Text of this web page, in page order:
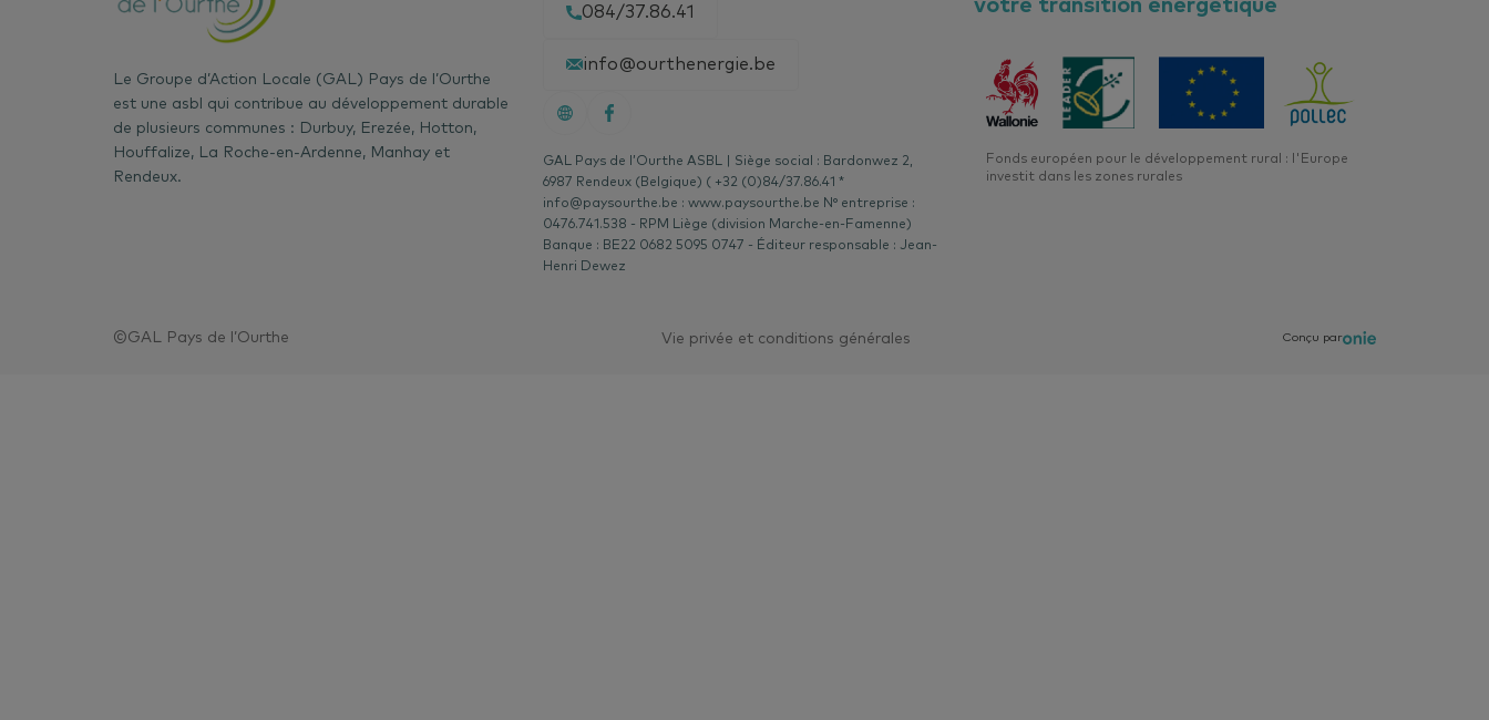
Le Groupe d’Action Locale (GAL) Pays de l’Ourthe
est une asbl qui contribue au développement durable
de plusieurs communes : Durbuy, Erezée, Hotton,
Houffalize, La Roche-en-Ardenne, Manhay et
Rendeux.
084/37.86.41
info@ourthenergie.be
GAL Pays de l’Ourthe ASBL | Siège social : Bardonwez 2,
6987 Rendeux (Belgique) ( +32 (0)84/37.86.41 *
info@paysourthe.be : www.paysourthe.be N° entreprise :
0476.741.538 - RPM Liège (division Marche-en-Famenne)
Banque : BE22 0682 5095 0747 - Éditeur responsable : Jean-
Henri Dewez
votre transition énergétique
Fonds européen pour le développement rural : l'Europe
investit dans les zones rurales
©GAL Pays de l’Ourthe Vie privée et conditions générales Conçu par